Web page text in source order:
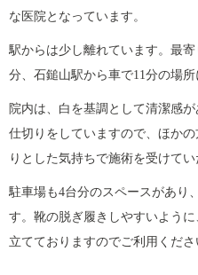
な医院となっています。
駅からは少し離れています。最
分、石鎚山駅から車で11分の場所
院内は、白を基調として清潔感
仕切りをしていますので、ほか
りとした気持ちで施術を受けてい
駐車場も4台分のスペースがあり
す。靴の脱ぎ履きしやすいよう
立てておりますのでご利用くださ